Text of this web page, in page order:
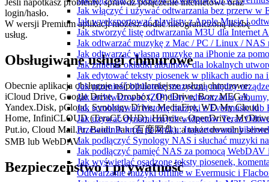
Jak włączyć i używać odtwarzania bez przerw w
Jak wyeksportować playlisty z Apple Music i
Jak stworzyć listę odtwarzania M3U dla Internet
Jak odtwarzać muzykę z Mac / PC / Linux /
Jak odtwarzać własną muzykę na iPhonie za
Jak zmienić okładki albumów dla lokalnych
Jak edytować teksty piosenek w plikach audio
Jak przenieść bibliotekę muzyczną między
Jak archiwizować (ZIP) listy odtwarzania,
Jak scrobblować historię muzyki z Evermusic lub
Jak używać dynamicznych widgetów Teraz
Przewodnik krok po kroku: Importowanie
Jak podłączyć Synology NAS i słuchać muzyki
Jak podłączyć pamięć NAS za pomocą
Jak wyświetlać osadzone teksty piosenek,
Odtwarzanie muzyki offline w Evermusic i
Jeśli napotkasz problemy, sprawdź połączenie internetowe oraz
login/hasło.
W wersji Premium aplikacji możesz dodać nieograniczoną liczbę
usług.
Obsługiwane usługi chmurowe
Obecnie aplikacja obsługuje najpopularniejsze usługi chmurowe:
iCloud Drive, Google Drive, Dropbox, OneDrive, Box, MEGA,
Yandex.Disk, pCloud, Synology Drive, MediaFire, WD My Cloud
Home, InfiniCLOUD (TeraCLOUD), HiDrive, OpenDrive,
Put.io, Cloud Mail.ru, Baidu Pan (百度网盘), a także dowolny
SMB lub WebDAV.
Bezpieczeństwo i prywatność